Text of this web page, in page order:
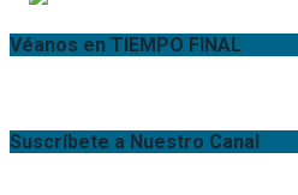
Véanos en TIEMPO FINAL
Suscríbete a Nuestro Canal